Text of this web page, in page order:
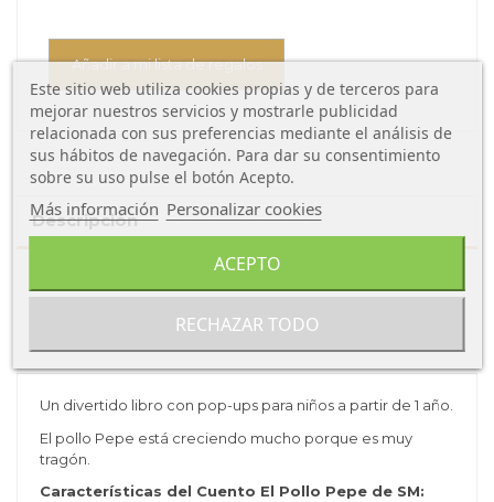
Añadir a mi lista de regalos
Descripción
Un divertido libro con pop-ups para niños a partir de 1 año.
El pollo Pepe está creciendo mucho porque es muy
tragón.
Características del Cuento El Pollo Pepe de SM:
Este sitio web utiliza cookies propias y de terceros para
mejorar nuestros servicios y mostrarle publicidad
relacionada con sus preferencias mediante el análisis de
sus hábitos de navegación. Para dar su consentimiento
sobre su uso pulse el botón Acepto.
Más información Personalizar cookies
RECHAZAR TODO
ACEPTO